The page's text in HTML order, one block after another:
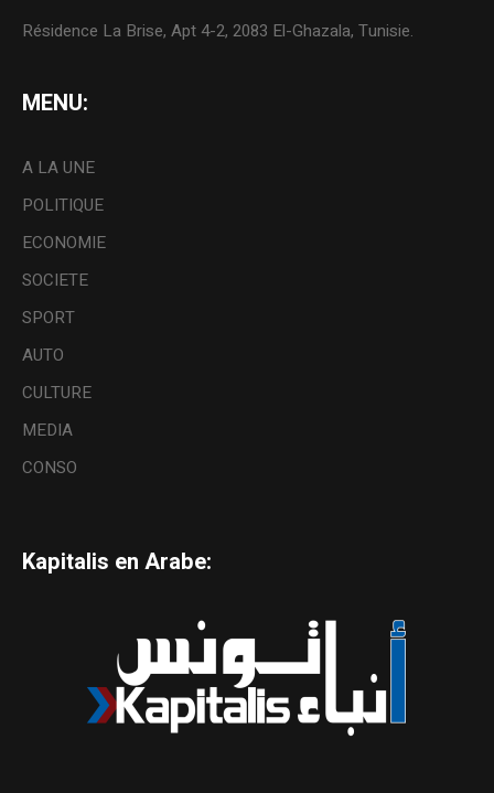
Résidence La Brise, Apt 4-2, 2083 El-Ghazala, Tunisie.
MENU:
A LA UNE
POLITIQUE
ECONOMIE
SOCIETE
SPORT
AUTO
CULTURE
MEDIA
CONSO
Kapitalis en Arabe: